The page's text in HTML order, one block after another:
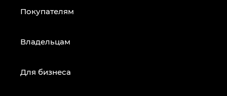
Покупателям
Владельцам
Для бизнеса